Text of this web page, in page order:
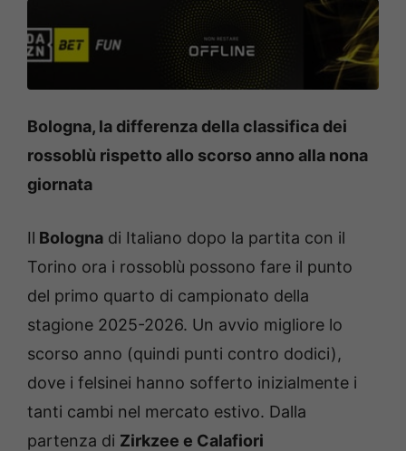
Bologna, la differenza della classifica dei
rossoblù rispetto allo scorso anno alla nona
giornata
Il Bologna di Italiano dopo la partita con il
Torino ora i rossoblù possono fare il punto
del primo quarto di campionato della
stagione 2025-2026. Un avvio migliore lo
scorso anno (quindi punti contro dodici),
dove i felsinei hanno sofferto inizialmente i
tanti cambi nel mercato estivo. Dalla
partenza di Zirkzee e Calafiori